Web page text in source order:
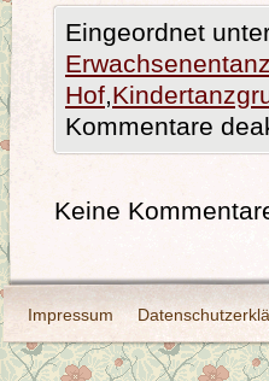
Eingeordnet
Hof,
Kommentare
Keine
Impressum